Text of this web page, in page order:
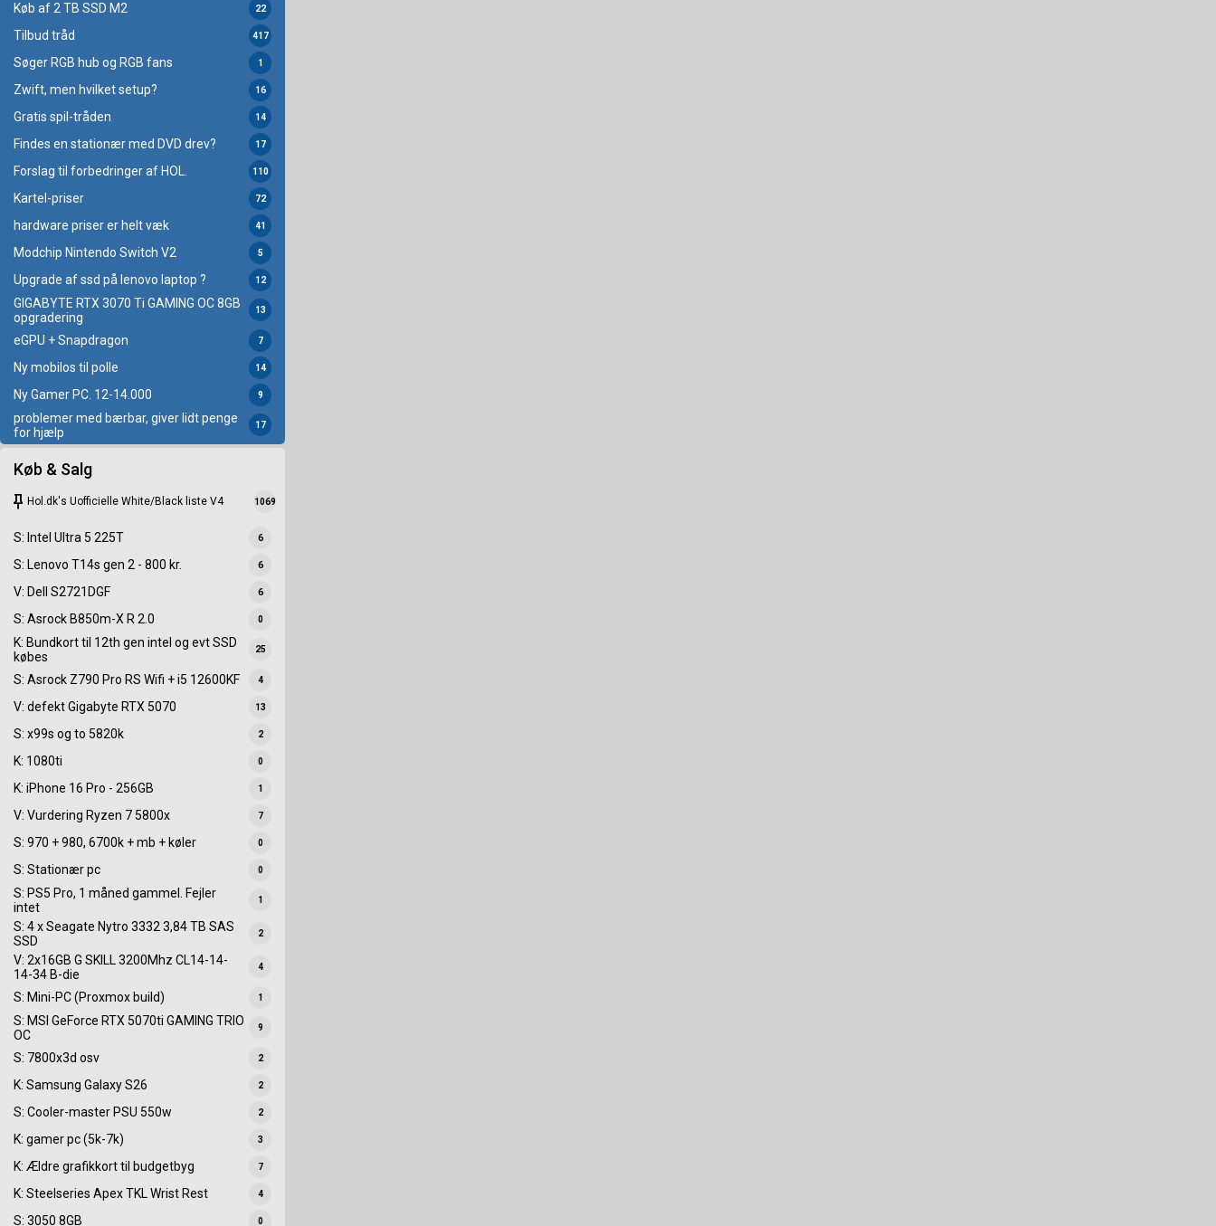
Køb af 2 TB SSD M2 22
Tilbud tråd 417
Søger RGB hub og RGB fans 1
Zwift, men hvilket setup? 16
Gratis spil-tråden 14
Findes en stationær med DVD drev? 17
Forslag til forbedringer af HOL. 110
Kartel-priser 72
hardware priser er helt væk 41
Modchip Nintendo Switch V2 5
Upgrade af ssd på lenovo laptop ? 12
GIGABYTE RTX 3070 Ti GAMING OC 8GB
opgradering
13
eGPU + Snapdragon 7
Ny mobilos til polle 14
Ny Gamer PC. 12-14.000 9
problemer med bærbar, giver lidt penge
for hjælp
17
Køb & Salg
keep Hol.dk's Uofficielle White/Black liste V4 1069
S: Intel Ultra 5 225T 6
S: Lenovo T14s gen 2 - 800 kr. 6
V: Dell S2721DGF 6
S: Asrock B850m-X R 2.0 0
K: Bundkort til 12th gen intel og evt SSD
købes
25
S: Asrock Z790 Pro RS Wifi + i5 12600KF 4
V: defekt Gigabyte RTX 5070 13
S: x99s og to 5820k 2
K: 1080ti 0
K: iPhone 16 Pro - 256GB 1
V: Vurdering Ryzen 7 5800x 7
S: 970 + 980, 6700k + mb + køler 0
S: Stationær pc 0
S: PS5 Pro, 1 måned gammel. Fejler
intet
1
S: 4 x Seagate Nytro 3332 3,84 TB SAS
SSD
2
V: 2x16GB G SKILL 3200Mhz CL14-14-
14-34 B-die
4
S: Mini-PC (Proxmox build) 1
S: MSI GeForce RTX 5070ti GAMING TRIO
OC
9
S: 7800x3d osv 2
K: Samsung Galaxy S26 2
S: Cooler-master PSU 550w 2
K: gamer pc (5k-7k) 3
K: Ældre grafikkort til budgetbyg 7
K: Steelseries Apex TKL Wrist Rest 4
S: 3050 8GB 0